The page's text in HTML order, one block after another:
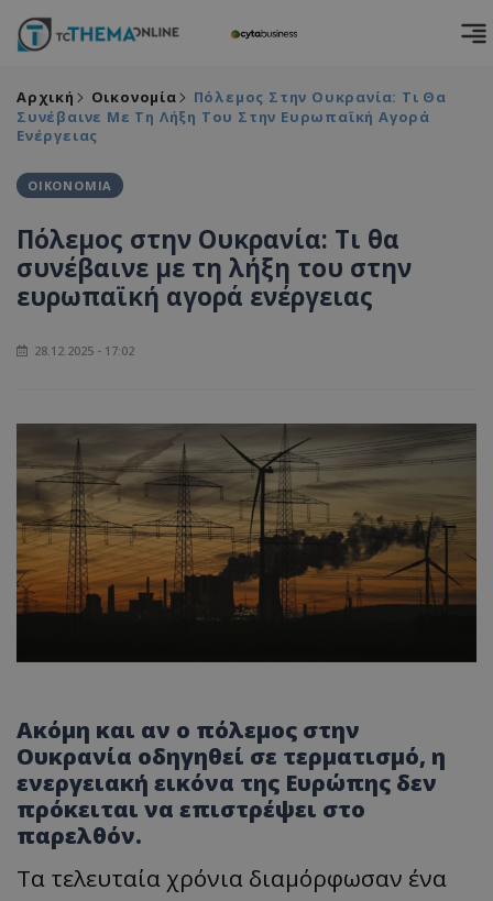
Αρχική Οικονομία
Πόλεμος Στην Ουκρανία: Τι Θα
Συνέβαινε Με Τη Λήξη Του Στην Ευρωπαϊκή Αγορά
Ενέργειας
ΟΙΚΟΝΟΜΙΑ
Πόλεμος στην Ουκρανία: Τι θα
συνέβαινε με τη λήξη του στην
ευρωπαϊκή αγορά ενέργειας
28.12.2025 - 17:02
Ακόμη και αν ο πόλεμος στην
Ουκρανία οδηγηθεί σε τερματισμό, η
ενεργειακή εικόνα της Ευρώπης δεν
πρόκειται να επιστρέψει στο
παρελθόν.
Τα τελευταία χρόνια διαμόρφωσαν ένα